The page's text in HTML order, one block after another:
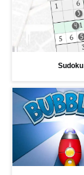
Sudoku